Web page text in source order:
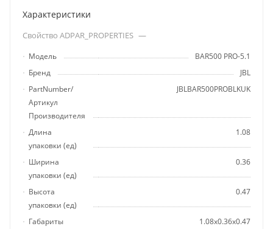
Характеристики
Свойство ADPAR_PROPERTIES —
Модель
BAR500 PRO-5.1
Бренд
JBL
PartNumber/
Артикул
Производителя
JBLBAR500PROBLKUK
Длина
упаковки (ед)
1.08
Ширина
упаковки (ед)
0.36
Высота
упаковки (ед)
0.47
Габариты
1.08x0.36x0.47